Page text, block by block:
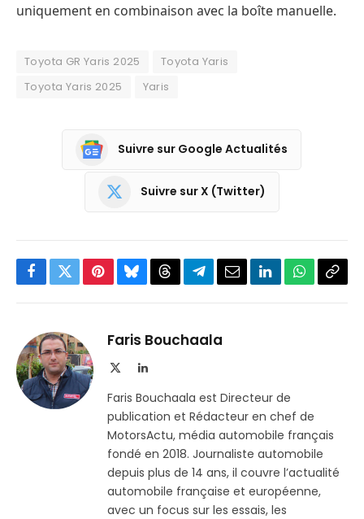
uniquement en combinaison avec la boîte manuelle.
Toyota GR Yaris 2025
Toyota Yaris
Toyota Yaris 2025
Yaris
Suivre sur Google Actualités
Suivre sur X (Twitter)
Facebook
TwitterPinterestBlueskyThreadsPartager
Telegram
EmailLinkedInWhatsApp
Faris Bouchaala
LinkedIn
Faris Bouchaala est Directeur de
publication et Rédacteur en chef de
MotorsActu, média automobile français
fondé en 2018. Journaliste automobile
depuis plus de 14 ans, il couvre l’actualité
automobile française et européenne,
avec un focus sur les essais, les